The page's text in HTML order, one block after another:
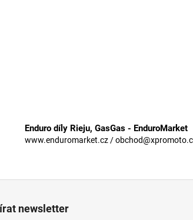
Enduro díly Rieju, GasGas - EnduroMarket
www.enduromarket.cz /
newsletter